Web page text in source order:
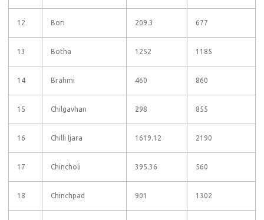
12 Bori 209.3 677
13 Botha 1252 1185
14 Brahmi 460 860
15 Chilgavhan 298 855
16 Chilli Ijara 1619.12 2190
17 Chincholi 395.36 560
18 Chinchpad 901 1302